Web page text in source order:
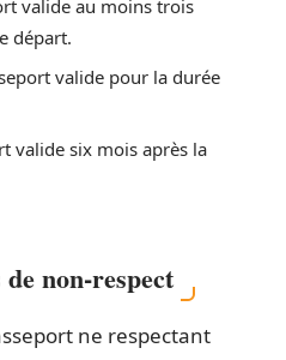
valide au moins trois
départ.
valide pour la durée
valide six mois après la
non-respect
ne respectant